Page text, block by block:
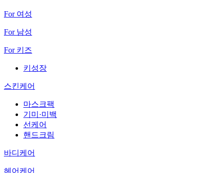
For 여성
For 남성
For 키즈
키성장
스킨케어
마스크팩
기미·미백
선케어
핸드크림
바디케어
헤어케어